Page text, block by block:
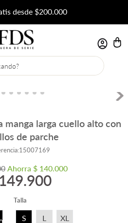
desde $200.000
manga larga cuello alto con
de parche
:15007169
Ahorra $ 140.000
149.900
Talla
S L XL